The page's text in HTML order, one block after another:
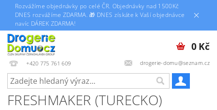
Rozvážíme objednávky po celé ČR. Objednávky nad 1500Kč
DNES rozvážíme ZDARMA. 🎁 DNES získáte k Vaší objednávce
navíc DÁREK ZDARMA!
+420 775 761 609 drogerie-domu@seznam.cz
0 Kč
FRESHMAKER (TURECKO)